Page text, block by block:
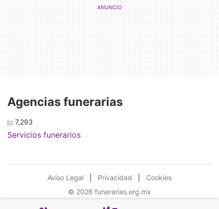
Agencias funerarias
7,293
Servicios funerarios
Aviso Legal Privacidad
Cookies
© 2026 funerarias.org.mx